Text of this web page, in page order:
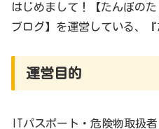
はじめまして！【たんぼの
ブログ】を運営している、『
運営目的
ITパスポート・危険物取扱